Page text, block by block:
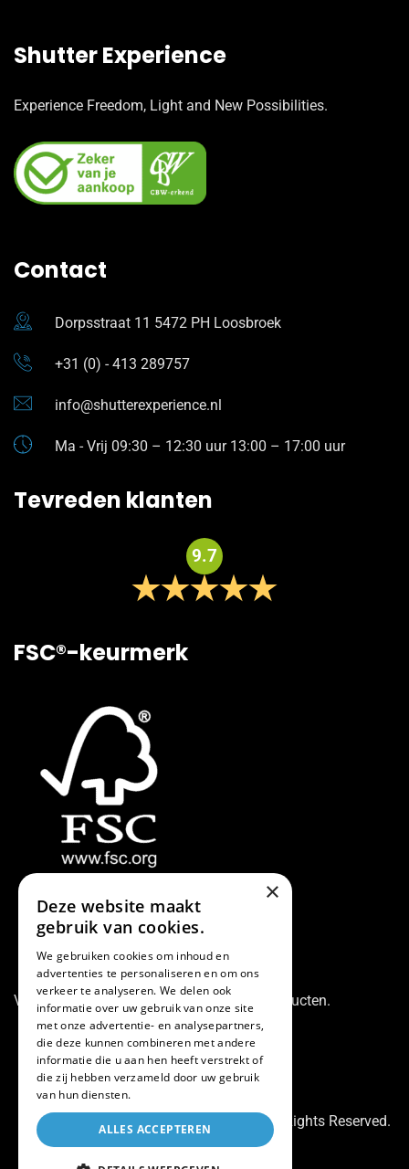
Shutter Experience
Experience Freedom, Light and New Possibilities.
Contact
Dorpsstraat 11 5472 PH Loosbroek
+31 (0) - 413 289757
info@shutterexperience.nl
Ma - Vrij 09:30 – 12:30 uur 13:00 – 17:00 uur
Tevreden klanten
9.7
FSC®-keurmerk
Vraag naar onze FSC® gecertificeerde producten.
© Copyright 2024 Shutter Experience. All Rights Reserved.
Design by WEBZIES
×
Deze website maakt
gebruik van cookies.
We gebruiken cookies om inhoud en
advertenties te personaliseren en om ons
verkeer te analyseren. We delen ook
informatie over uw gebruik van onze site
met onze advertentie- en analysepartners,
die deze kunnen combineren met andere
informatie die u aan hen heeft verstrekt of
die zij hebben verzameld door uw gebruik
van hun diensten.
ALLES ACCEPTEREN